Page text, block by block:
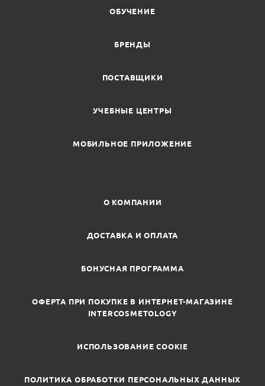
ОБУЧЕНИЕ
БРЕНДЫ
ПОСТАВЩИКИ
УЧЕБНЫЕ ЦЕНТРЫ
МОБИЛЬНОЕ ПРИЛОЖЕНИЕ
О КОМПАНИИ
ДОСТАВКА И ОПЛАТА
БОНУСНАЯ ПРОГРАММА
ОФЕРТА ПРИ ПОКУПКЕ В ИНТЕРНЕТ-МАГАЗИНЕ
INTERCOSMETOLOGY
ИСПОЛЬЗОВАНИЕ COOKIE
ПОЛИТИКА ОБРАБОТКИ ПЕРСОНАЛЬНЫХ ДАННЫХ